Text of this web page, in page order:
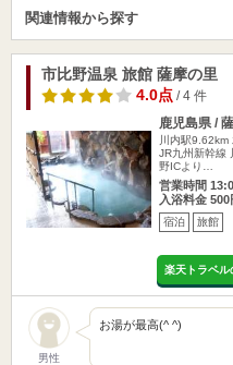
関連情報から探す
市比野温泉 旅館 薩摩の里
4.0点/ 4 件
鹿児島県 /
川内駅9.62km
JR九州新幹線
野ICより…
営業時間
入浴料金 500
宿泊 旅館
楽天トラベル
男性
お湯が最高(^ ^)